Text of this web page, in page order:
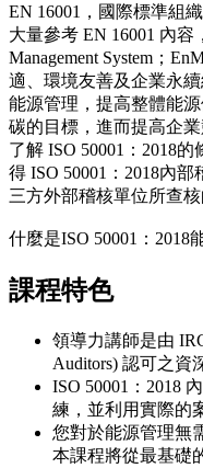
EN 16001，國際標準組
大量參考 EN 16001 內
Management System；
適、環境友善及企業永
能源管理，提高整體能
碳的目標，進而提高企
了解 ISO 50001：2018
得 ISO 50001：2018內
三方外部稽核單位所查核
什麼是ISO 50001：2018
課程特色
領導力講師是由
Auditors) 認可之資
ISO 50001：2018
練，並利用實際的
您對於能源管理無
本課程將從最基礎